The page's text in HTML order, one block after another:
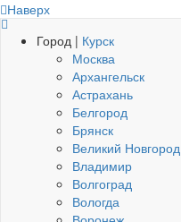
Наверх
Город | Курск
Москва
Архангельск
Астрахань
Белгород
Брянск
Великий Новгород
Владимир
Волгоград
Вологда